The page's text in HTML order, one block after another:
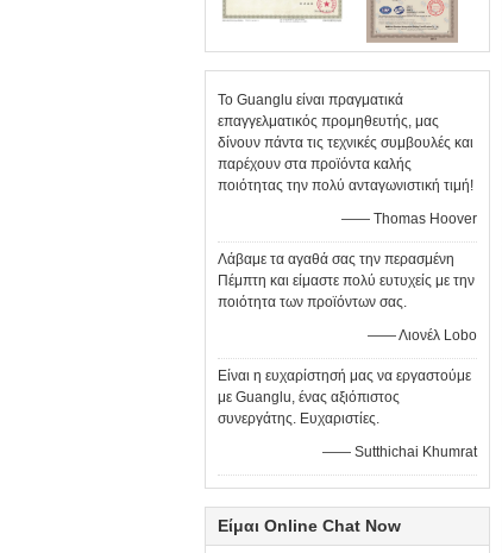
Το Guanglu είναι πραγματικά
επαγγελματικός προμηθευτής, μας
δίνουν πάντα τις τεχνικές συμβουλές και
παρέχουν στα προϊόντα καλής
ποιότητας την πολύ ανταγωνιστική τιμή!
—— Thomas Hoover
Λάβαμε τα αγαθά σας την περασμένη
Πέμπτη και είμαστε πολύ ευτυχείς με την
ποιότητα των προϊόντων σας.
—— Λιονέλ Lobo
Είναι η ευχαρίστησή μας να εργαστούμε
με Guanglu, ένας αξιόπιστος
συνεργάτης. Ευχαριστίες.
—— Sutthichai Khumrat
Είμαι Online Chat Now